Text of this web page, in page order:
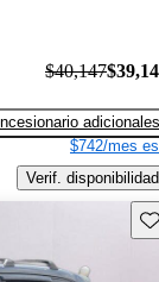
$40,147
adicionales
$742/mes
Verif. disponibilidad